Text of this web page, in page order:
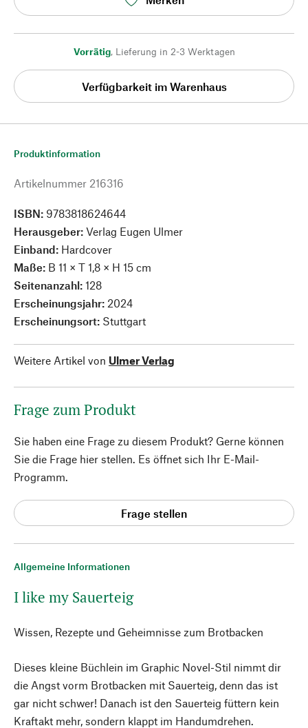
Vorrätig, Lieferung in 2-3 Werktagen
Verfügbarkeit im Warenhaus
Allgemeine Informationen
I like my Sauerteig
Wissen, Rezepte und Geheimnisse zum Brotbacken
Dieses kleine Büchlein im Graphic Novel-Stil nimmt dir
die Angst vorm Brotbacken mit Sauerteig, denn das ist
gar nicht schwer! Danach ist den Sauerteig füttern kein
Kraftakt mehr, sondern klappt im Handumdrehen.
Produktinformation
Artikelnummer 216316
ISBN: 9783818624644
Herausgeber: Verlag Eugen Ulmer
Einband: Hardcover
Maße: B 11 × T 1,8 × H 15 cm
Seitenanzahl: 128
Erscheinungsjahr: 2024
Erscheinungsort: Stuttgart
Weitere Artikel von Ulmer Verlag
Frage zum Produkt
Sie haben eine Frage zu diesem Produkt? Gerne können
Sie die Frage hier stellen. Es öffnet sich Ihr E-Mail-
Programm.
Frage stellen